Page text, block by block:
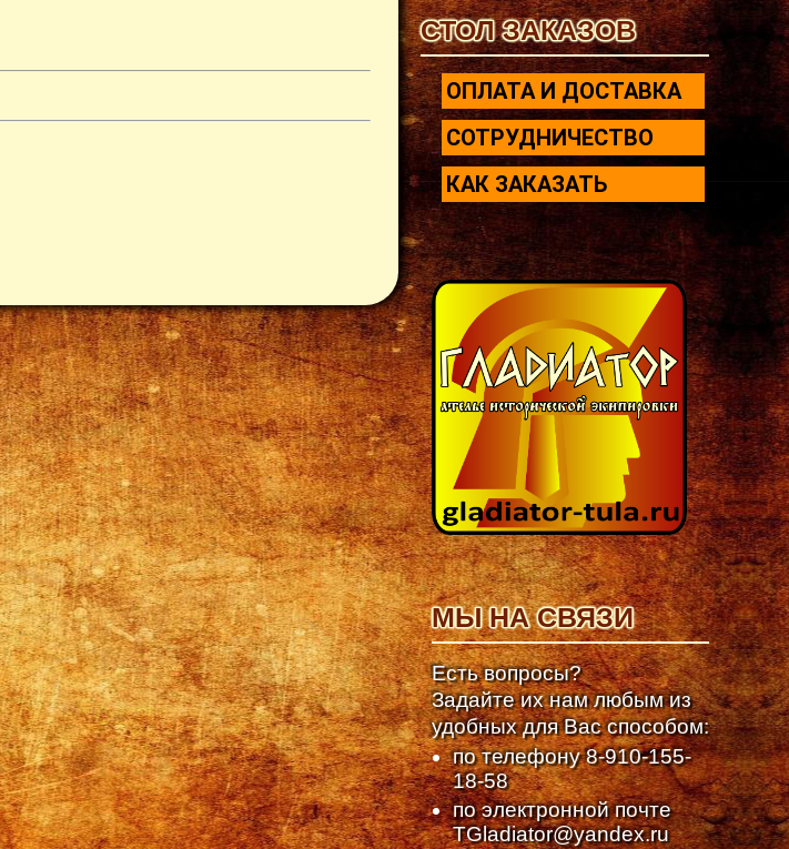
СТОЛ ЗАКАЗОВ
ОПЛАТА И ДОСТАВКА
СОТРУДНИЧЕСТВО
КАК ЗАКАЗАТЬ
МЫ НА СВЯЗИ
Есть вопросы?
Задайте их нам любым из
удобных для Вас способом:
по телефону8-910-155-
18-58
по электронной почте
TGladiator@yandex.ru